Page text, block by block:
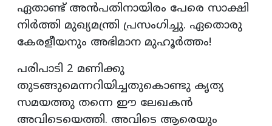
ഏതാണ്ട് അൻപതിനായിരം പേരെ സാക്ഷി
നിർത്തി മുഖ്യമന്ത്രി പ്രസംഗിച്ചു. ഏതൊരു
കേരളീയനും അഭിമാന മുഹൂർത്തം!
പരിപാടി 2 മണിക്കു
തുടങ്ങുമെന്നറിയിച്ചതുകൊണ്ടു കൃത്യ
സമയത്തു തന്നെ ഈ ലേഖകൻ
അവിടെയെത്തി. അവിടെ ആരെയും